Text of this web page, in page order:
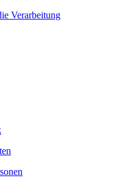
Verarbeitung